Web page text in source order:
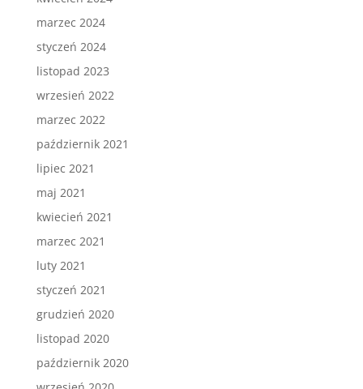
marzec 2024
styczeń 2024
listopad 2023
wrzesień 2022
marzec 2022
październik 2021
lipiec 2021
maj 2021
kwiecień 2021
marzec 2021
luty 2021
styczeń 2021
grudzień 2020
listopad 2020
październik 2020